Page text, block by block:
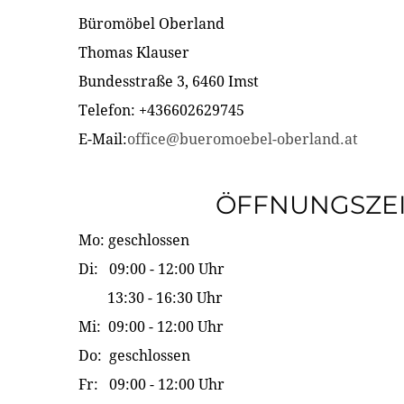
Büromöbel Oberland
Thomas Klauser
Bundesstraße 3, 6460 Imst
Telefon: +436602629745
E-Mail:office@bueromoebel-oberland.at
Mo: geschlossen
Di: 09:00 - 12:00 Uhr
13:30 - 16:30 Uhr
Mi: 09:00 - 12:00 Uhr
Do: geschlossen
Fr: 09:00 - 12:00 Uhr